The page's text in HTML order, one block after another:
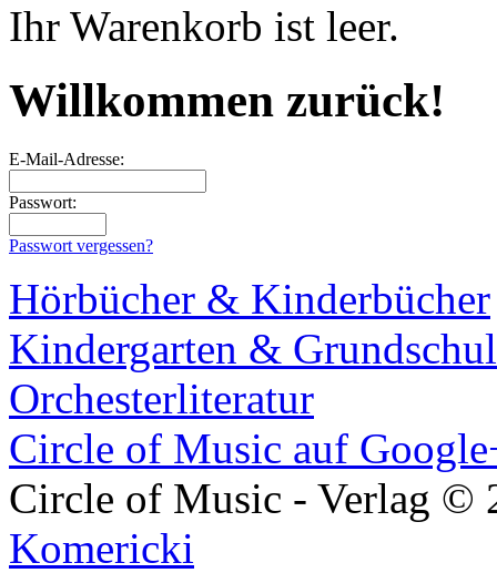
Ihr Warenkorb ist leer.
Willkommen zurück!
E-Mail-Adresse:
Passwort:
Passwort vergessen?
Hörbücher & Kinderbücher
Kindergarten &
Orchesterliteratur
Circle of Music auf
Circle of Music - Verlag
Komericki